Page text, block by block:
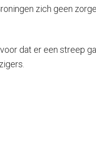
zich geen
dat er een streep